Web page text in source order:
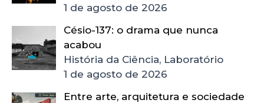
1 de agosto de 2026
Césio-137: o drama que nunca
acabou
História da Ciência, Laboratório
1 de agosto de 2026
Entre arte, arquitetura e sociedade